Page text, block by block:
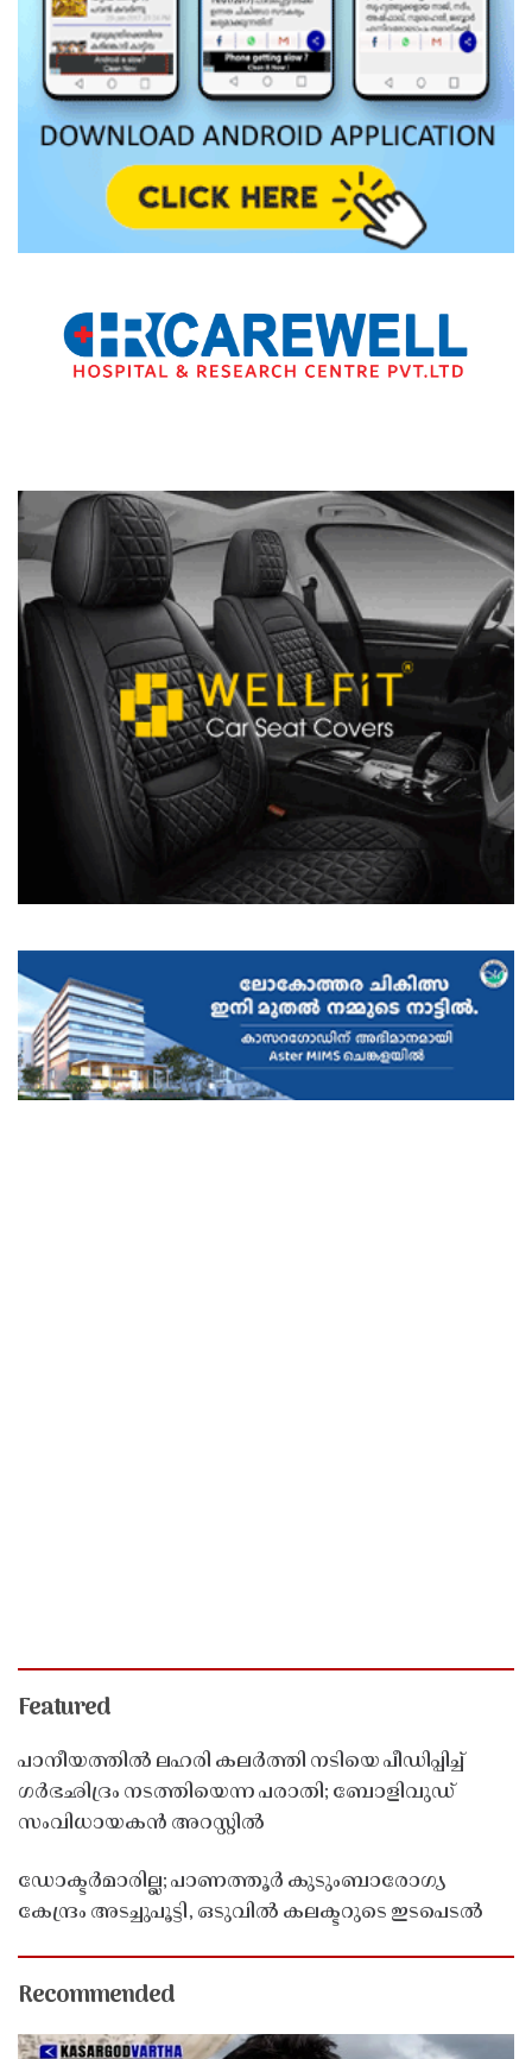
Featured
പാനീയത്തിൽ ലഹരി കലർത്തി നടിയെ പീഡിപ്പിച്ച്
ഗർഭഛിദ്രം നടത്തിയെന്ന പരാതി; ബോളിവുഡ്
സംവിധായകൻ അറസ്റ്റിൽ
ഡോക്ടർമാരില്ല; പാണത്തൂർ കുടുംബാരോഗ്യ
കേന്ദ്രം അടച്ചുപൂട്ടി, ഒടുവിൽ കലക്ടറുടെ ഇടപെടൽ
Recommended